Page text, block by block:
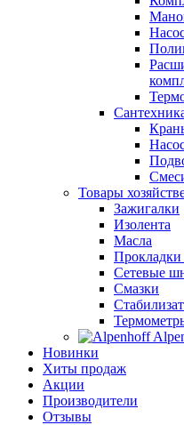
Товары
Зажигалки
Изолента
Масла
Прокладки
Сетевые
Смазки
Новинки
Хиты продаж
Акции
Производители
Отзывы